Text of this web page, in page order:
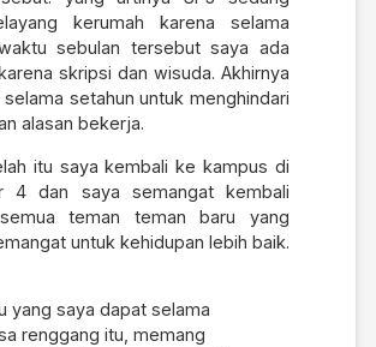
kerumah karena selama
sebulan tersebut saya ada
skripsi dan wisuda. Akhirnya
selama setahun untuk menghindari
alasan bekerja.
itu saya kembali ke kampus di
4 dan saya semangat kembali
teman teman baru yang
untuk kehidupan lebih baik.
yang saya dapat selama
renggang itu, memang